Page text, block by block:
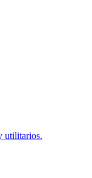
utilitarios.